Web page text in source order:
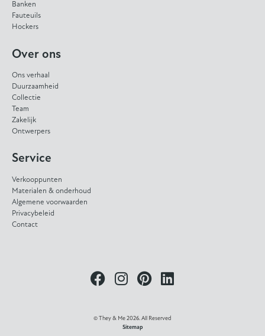
Banken
Fauteuils
Hockers
Over ons
Ons verhaal
Duurzaamheid
Collectie
Team
Zakelijk
Ontwerpers
Service
Verkooppunten
Materialen & onderhoud
Algemene voorwaarden
Privacybeleid
Contact
© They & Me 2026. All Reserved
Sitemap